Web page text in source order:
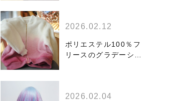
2026.02.12
ポリエステル100％フ
リースのグラデーショ
2026.02.04